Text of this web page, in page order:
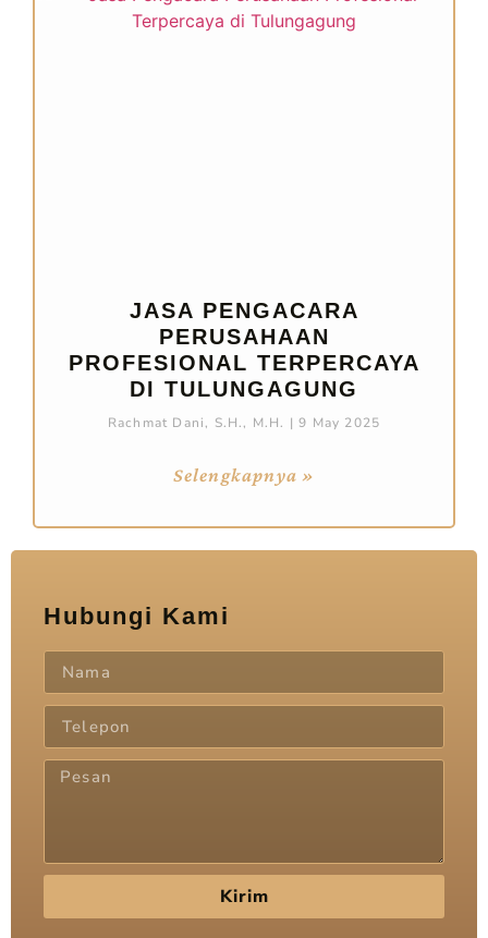
JASA PENGACARA
PERUSAHAAN
PROFESIONAL TERPERCAYA
DI TULUNGAGUNG
Rachmat Dani, S.H., M.H. 9 May 2025
Selengkapnya »
Hubungi Kami
Kirim